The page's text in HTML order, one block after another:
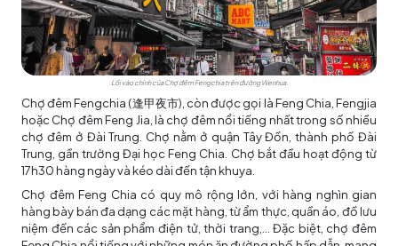
Lối vào chính của Chợ đêm Fengchia trên đường Wenhua.
Chợ đêm Fengchia (逢甲夜市), còn được gọi là Feng Chia, Fengjia
hoặc Chợ đêm Feng Jia, là chợ đêm nổi tiếng nhất trong số nhiều
chợ đêm ở Đài Trung. Chợ nằm ở quận Tây Đồn, thành phố Đài
Trung, gần trường Đại học Feng Chia. Chợ bắt đầu hoạt động từ
17h30 hàng ngày và kéo dài đến tận khuya.
Chợ đêm Feng Chia có quy mô rộng lớn, với hàng nghìn gian
hàng bày bán đa dạng các mặt hàng, từ ẩm thực, quần áo, đồ lưu
niệm đến các sản phẩm điện tử, thời trang,... Đặc biệt, chợ đêm